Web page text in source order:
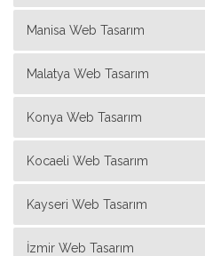
Manisa Web Tasarım
Malatya Web Tasarım
Konya Web Tasarım
Kocaeli Web Tasarım
Kayseri Web Tasarım
İzmir Web Tasarım